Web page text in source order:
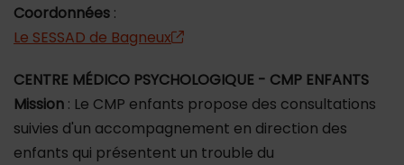
Coordonnées :
Le SESSAD de Bagneux
CENTRE MÉDICO PSYCHOLOGIQUE - CMP ENFANTS
Mission : Le CMP enfants propose des consultations
suivies d'un accompagnement en direction des
enfants qui présentent un trouble du